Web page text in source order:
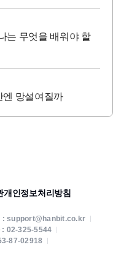
는 무엇을 배워야 할
엔 망설여질까
개인정보처리방침
: support@hanbit.co.kr
: 02-325-5544
87-02918